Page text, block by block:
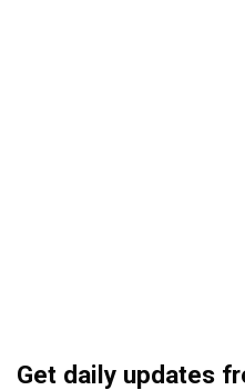
Get daily updates